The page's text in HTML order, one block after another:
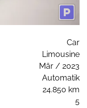
Car
Limousine
Mär / 2023
Automatik
24.850 km
5